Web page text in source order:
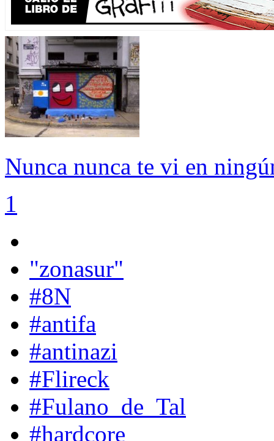
Nunca nunca te vi en
1
"zonasur"
#8N
#antifa
#antinazi
#Flireck
#Fulano_de_Tal
#hardcore